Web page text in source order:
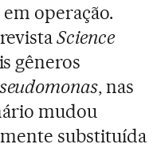
operação.
Science
gêneros
, nas
mudou
substituída